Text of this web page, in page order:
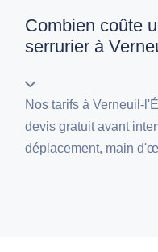
Combien coûte
serrurier à
Nos tarifs à Verneuil-
devis gratuit avant
déplacement, main